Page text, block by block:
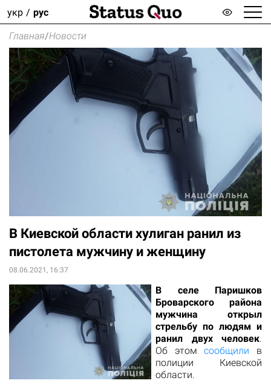
укр рус
Главная/Новости
В Киевской области хулиган ранил из
пистолета мужчину и женщину
08.06.2021, 16:37
В селе Паришков
Броварского района
мужчина открыл
стрельбу по людям и
ранил двух человек.
Об этомсообщили в
полиции Киевской
области.